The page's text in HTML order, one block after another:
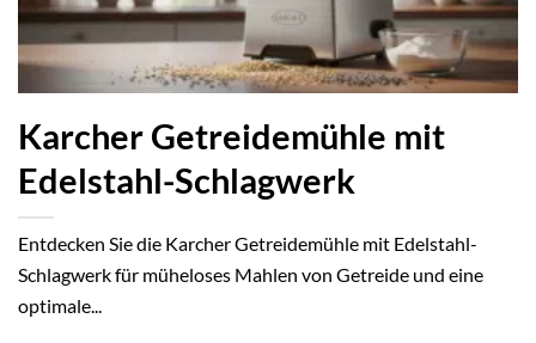
Karcher Getreidemühle mit
Edelstahl-Schlagwerk
Entdecken Sie die Karcher Getreidemühle mit Edelstahl-
Schlagwerk für müheloses Mahlen von Getreide und eine
optimale...